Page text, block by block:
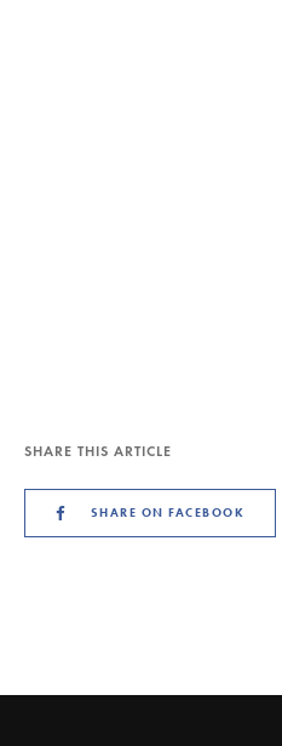
SHARE THIS ARTICLE
SHARE ON FACEBOOK